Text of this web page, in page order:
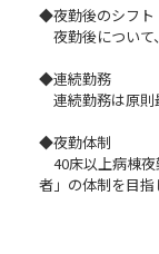
◆夜勤後のシフト
夜勤後について
◆連続勤務
連続勤務は原則
◆夜勤体制
40床以上病棟夜
者」の体制を目指